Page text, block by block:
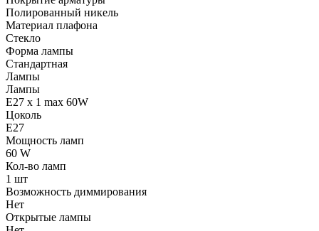
Полированный никель
Материал плафона
Стекло
Форма лампы
Стандартная
Лампы
Лампы
E27 x 1 max 60W
Цоколь
E27
Мощность ламп
60 W
Кол-во ламп
1 шт
Возможность диммирования
Нет
Открытые лампы